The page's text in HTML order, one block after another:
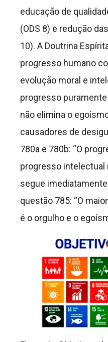
educação de
(ODS 8) e redução
10). A Doutrina
progresso humano
evolução moral e
progresso
não elimina o
causadores de
780a e 780b: “O
progresso
segue
questão 785: “O
é o orgulho e o